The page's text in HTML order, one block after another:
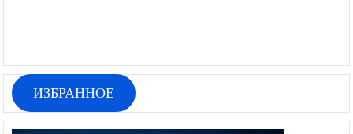
ИЗБРАННОЕ